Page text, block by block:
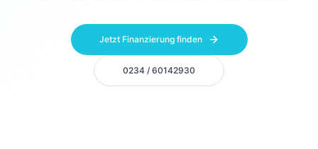
Jetzt Finanzierung finden
0234 / 60142930